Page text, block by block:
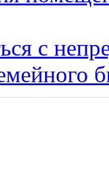
с